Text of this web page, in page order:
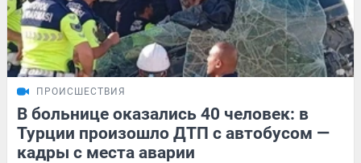
ПРОИСШЕСТВИЯ
В больнице оказались 40 человек: в
Турции произошло ДТП с автобусом —
кадры с места аварии